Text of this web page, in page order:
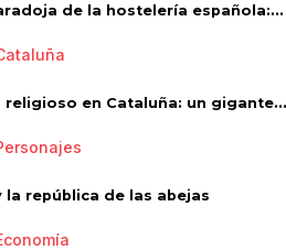
de la hostelería española:...
religioso en Cataluña: un gigante...
la república de las abejas